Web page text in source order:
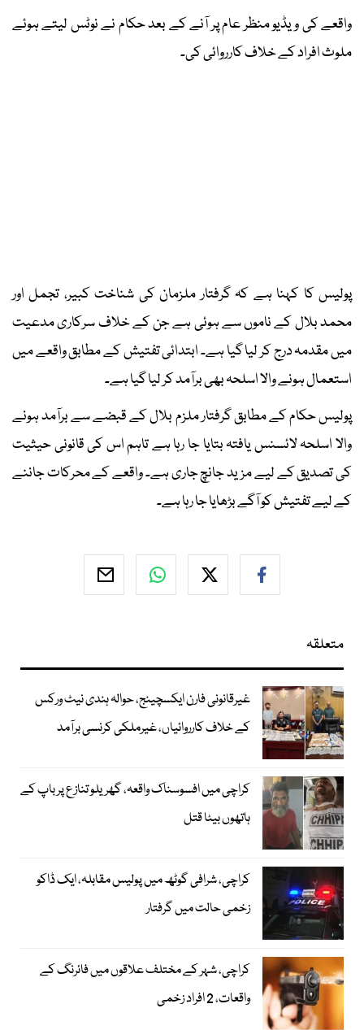
واقعے کی ویڈیو منظر عام پر آنے کے بعد حکام نے نوٹس لیتے ہوئے
ملوث افراد کے خلاف کارروائی کی۔
پولیس کا کہنا ہے کہ گرفتار ملزمان کی شناخت کبیر، تجمل اور
محمد بلال کے ناموں سے ہوئی ہے جن کے خلاف سرکاری مدعیت
میں مقدمہ درج کر لیا گیا ہے۔ ابتدائی تفتیش کے مطابق واقعے میں
استعمال ہونے والا اسلحہ بھی برآمد کر لیا گیا ہے۔
پولیس حکام کے مطابق گرفتار ملزم بلال کے قبضے سے برآمد ہونے
والا اسلحہ لائسنس یافتہ بتایا جا رہا ہے تاہم اس کی قانونی حیثیت
کی تصدیق کے لیے مزید جانچ جاری ہے۔ واقعے کے محرکات جاننے
کے لیے تفتیش کو آگے بڑھایا جا رہا ہے۔
متعلقہ
غیرقانونی فارن ایکسچینج، حوالہ ہندی نیٹ ورکس
کے خلاف کارروائیاں، غیرملکی کرنسی برآمد
کراچی میں افسوسناک واقعہ، گھریلو تنازع پر باپ کے
ہاتھوں بیٹا قتل
کراچی، شرافی گوٹھ میں پولیس مقابلہ، ایک ڈاکو
زخمی حالت میں گرفتار
کراچی، شہر کے مختلف علاقوں میں فائرنگ کے
واقعات، 2 افراد زخمی